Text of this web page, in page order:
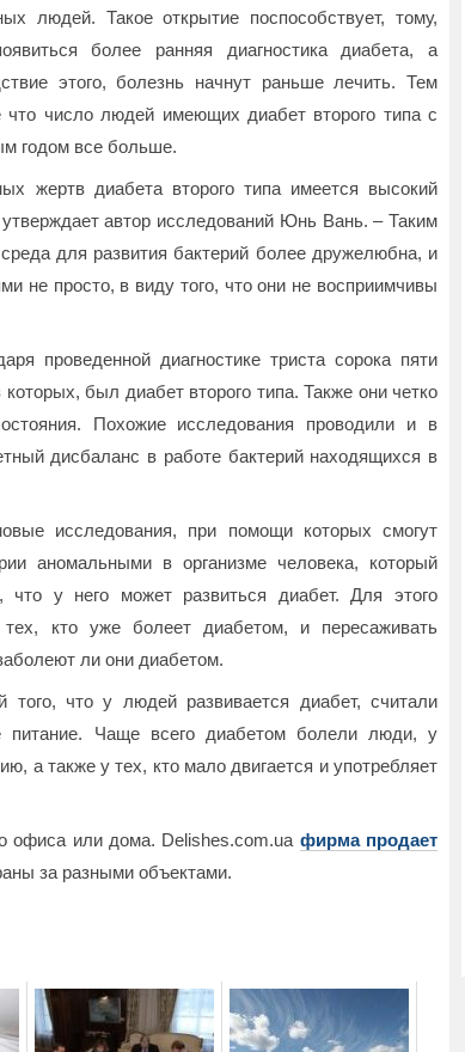
людей. Такое открытие поспособствует, тому,
более ранняя диагностика диабета, а
этого, болезнь начнут раньше лечить. Тем
что число людей имеющих диабет второго типа с
годом все больше.
жертв диабета второго типа имеется высокий
автор исследований Юнь Вань. – Таким
для развития бактерий более дружелюбна, и
не просто, в виду того, что они не восприимчивы
проведенной диагностике триста сорока пяти
был диабет второго типа. Также они четко
Похожие исследования проводили и в
дисбаланс в работе бактерий находящихся в
исследования, при помощи которых смогут
аномальными в организме человека, который
у него может развиться диабет. Для этого
кто уже болеет диабетом, и пересаживать
ли они диабетом.
что у людей развивается диабет, считали
питание. Чаще всего диабетом болели люди, у
а также у тех, кто мало двигается и употребляет
офиса или дома. Delishes.com.ua фирма продает
за разными объектами.